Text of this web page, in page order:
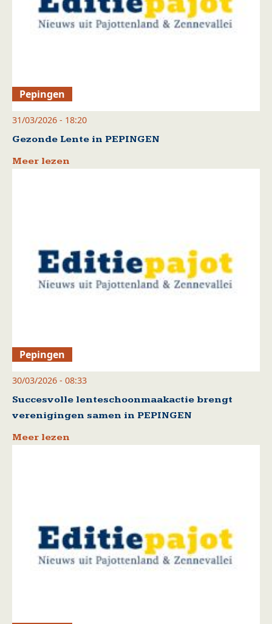
Pepingen
31/03/2026 - 18:20
Gezonde Lente in PEPINGEN
Meer lezen
Pepingen
30/03/2026 - 08:33
Succesvolle lenteschoonmaakactie brengt
verenigingen samen in PEPINGEN
Meer lezen